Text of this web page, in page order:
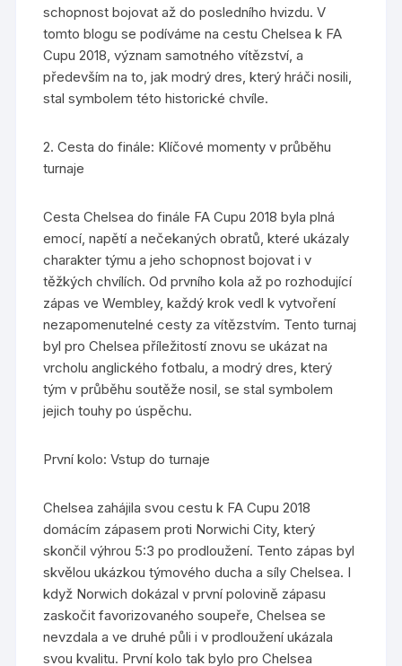
schopnost bojovat až do posledního hvizdu. V
tomto blogu se podíváme na cestu Chelsea k FA
Cupu 2018, význam samotného vítězství, a
především na to, jak modrý dres, který hráči nosili,
stal symbolem této historické chvíle.
2. Cesta do finále: Klíčové momenty v průběhu
turnaje
Cesta Chelsea do finále FA Cupu 2018 byla plná
emocí, napětí a nečekaných obratů, které ukázaly
charakter týmu a jeho schopnost bojovat i v
těžkých chvílích. Od prvního kola až po rozhodující
zápas ve Wembley, každý krok vedl k vytvoření
nezapomenutelné cesty za vítězstvím. Tento turnaj
byl pro Chelsea příležitostí znovu se ukázat na
vrcholu anglického fotbalu, a modrý dres, který
tým v průběhu soutěže nosil, se stal symbolem
jejich touhy po úspěchu.
První kolo: Vstup do turnaje
Chelsea zahájila svou cestu k FA Cupu 2018
domácím zápasem proti Norwichi City, který
skončil výhrou 5:3 po prodloužení. Tento zápas byl
skvělou ukázkou týmového ducha a síly Chelsea. I
když Norwich dokázal v první polovině zápasu
zaskočit favorizovaného soupeře, Chelsea se
nevzdala a ve druhé půli i v prodloužení ukázala
svou kvalitu. První kolo tak bylo pro Chelsea